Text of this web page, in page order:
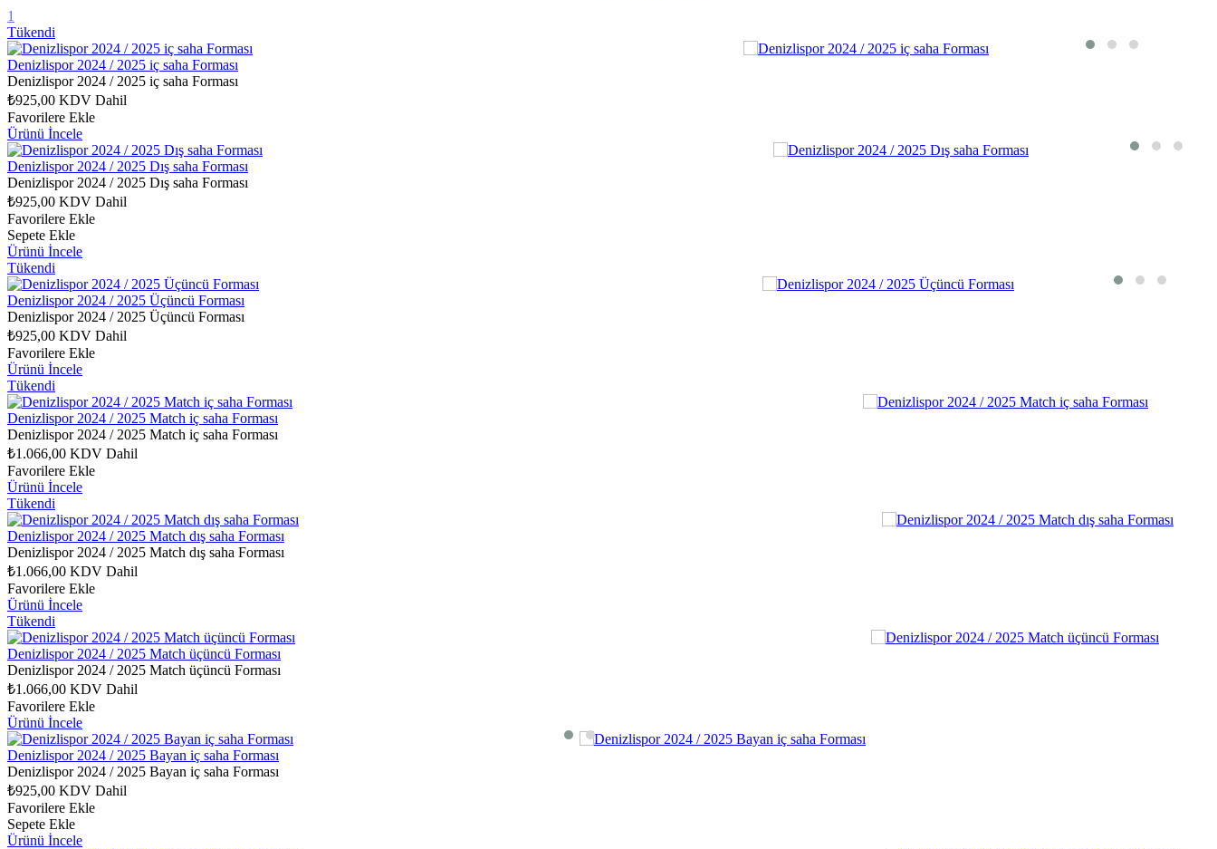
1
Tükendi
Denizlispor 2024 / 2025 iç saha Forması
Denizlispor 2024 / 2025 iç saha Forması
₺925,00 KDV Dahil
Favorilere Ekle
Ürünü İncele
Denizlispor 2024 / 2025 Dış saha Forması
Denizlispor 2024 / 2025 Dış saha Forması
₺925,00 KDV Dahil
Favorilere Ekle
Sepete Ekle
Ürünü İncele
Tükendi
Denizlispor 2024 / 2025 Üçüncü Forması
Denizlispor 2024 / 2025 Üçüncü Forması
₺925,00 KDV Dahil
Favorilere Ekle
Ürünü İncele
Tükendi
Denizlispor 2024 / 2025 Match iç saha Forması
Denizlispor 2024 / 2025 Match iç saha Forması
₺1.066,00 KDV Dahil
Favorilere Ekle
Ürünü İncele
Tükendi
Denizlispor 2024 / 2025 Match dış saha Forması
Denizlispor 2024 / 2025 Match dış saha Forması
₺1.066,00 KDV Dahil
Favorilere Ekle
Ürünü İncele
Tükendi
Denizlispor 2024 / 2025 Match üçüncü Forması
Denizlispor 2024 / 2025 Match üçüncü Forması
₺1.066,00 KDV Dahil
Favorilere Ekle
Ürünü İncele
Denizlispor 2024 / 2025 Bayan iç saha Forması
Denizlispor 2024 / 2025 Bayan iç saha Forması
₺925,00 KDV Dahil
Favorilere Ekle
Sepete Ekle
Ürünü İncele